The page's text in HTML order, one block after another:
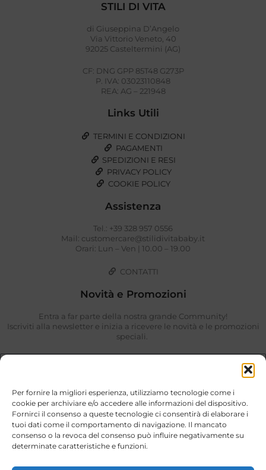
Per fornire la migliori esperienza, utilizziamo tecnologie come i
cookie per archiviare e/o accedere alle informazioni del dispositivo.
Fornirci il consenso a queste tecnologie ci consentirà di elaborare i
tuoi dati come il comportamento di navigazione. Il mancato
consenso o la revoca del consenso può influire negativamente su
determinate caratteristiche e funzioni.
STILI DI VITA
di Giuseppina D’Angelo
Via Vittorio Veneto, 40
92025 Casteltermini (AG)
CF: DNG GPP 85T48 G273P
P. IVA: 03023110848
REA: AG – 221948
Links Utili
TERMINI E CONDIZIONI
PAGAMENTI
SPEDIZIONI E RESI
PRIVACY POLICY
COOKIE POLICY
Assistenza
Tel.: +39 328 957 0556
Mail: customercare@stilidivitababy.it
Orari: Lun – Ven | 10.00 – 19.00
CONTATTI
Novità e Promozioni
Entra a far parte della nostra grande Community!
Iscriviti alla newsletter e inizia a ricevere le novità e le promozioni
speciali.